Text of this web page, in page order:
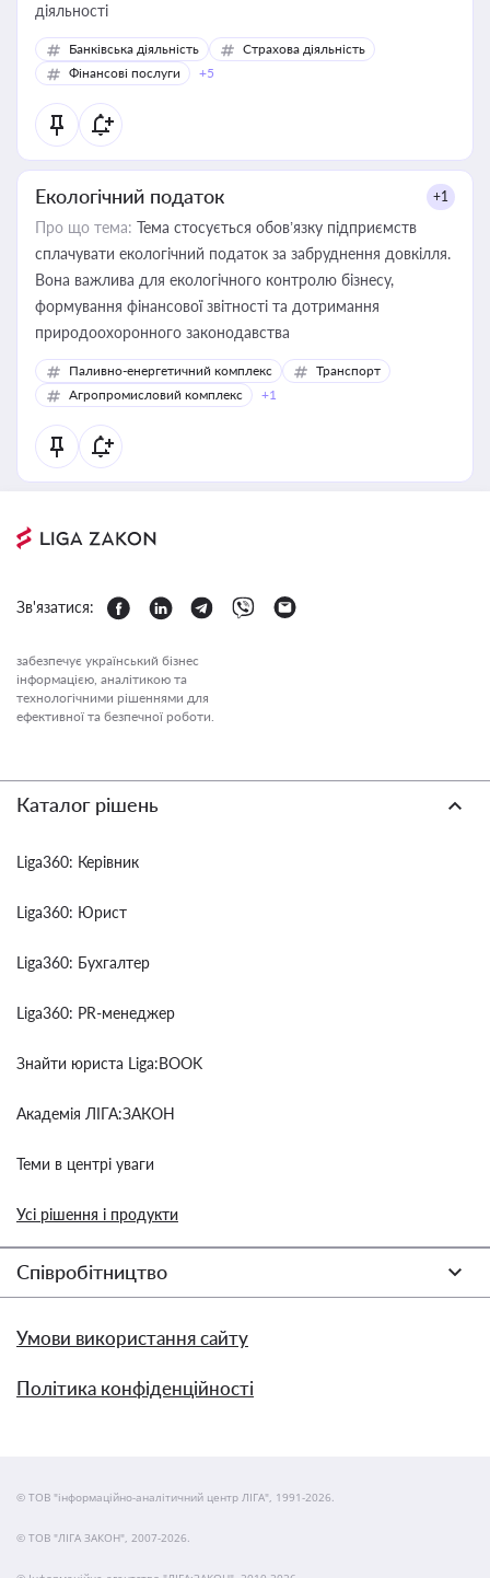
діяльності
Банківська діяльність
Страхова діяльність
Фінансові послуги
+5
Екологічний податок +1
Про що тема: Тема стосується обов’язку підприємств
сплачувати екологічний податок за забруднення довкілля.
Вона важлива для екологічного контролю бізнесу,
формування фінансової звітності та дотримання
природоохоронного законодавства
Паливно-енергетичний комплекс
Транспорт
Агропромисловий комплекс
+1
Зв'язатися:
забезпечує український бізнес
інформацією, аналітикою та
технологічними рішеннями для
ефективної та безпечної роботи.
Каталог рішень
Liga360: Керівник
Liga360: Юрист
Liga360: Бухгалтер
Liga360: PR-менеджер
Знайти юриста Liga:BOOK
Академія ЛІГА:ЗАКОН
Теми в центрі уваги
Усі рішення і продукти
Співробітництво
Умови використання сайту
Політика конфіденційності
© ТОВ "інформаційно-аналітичний центр ЛІГА", 1991-2026.
© ТОВ "ЛІГА ЗАКОН", 2007-2026.